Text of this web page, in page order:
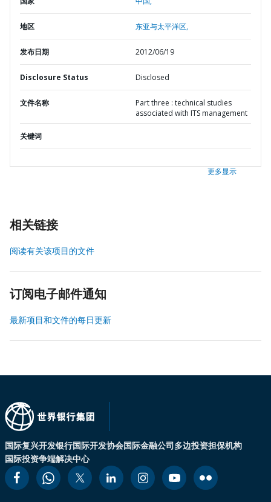
地区 东亚与太平洋区,
发布日期 2012/06/19
Disclosure Status Disclosed
文件名称
Part three : technical studies
associated with ITS management
关键词
更多显示
相关链接
阅读有关该项目的文件
订阅电子邮件通知
最新项目和文件的每日更新
国际复兴开发银行国际开发协会国际金融公司多边投资担保机构
国际投资争端解决中心